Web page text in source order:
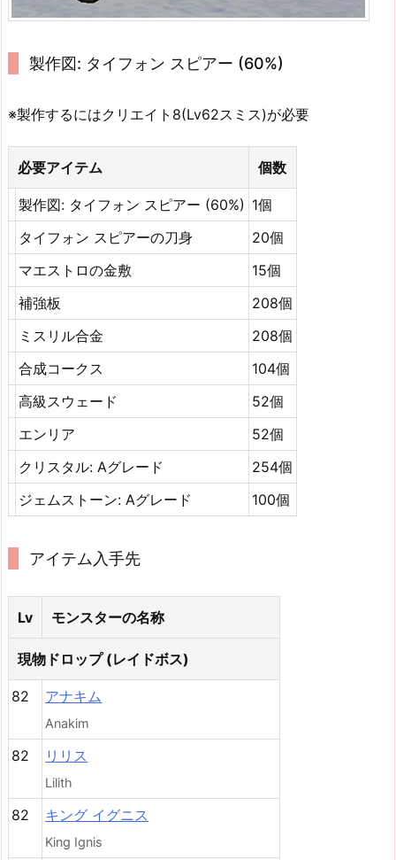
製作図: タイフォン スピアー (60%)
※製作するにはクリエイト8(Lv62スミス)が必要
必要アイテム 個数
製作図: タイフォン スピアー (60%) 1個
タイフォン スピアーの刀身
20個
マエストロの金敷
15個
補強板
208個
ミスリル合金
208個
合成コークス
104個
高級スウェード
52個
エンリア
52個
クリスタル: Aグレード
254個
ジェムストーン: Aグレード
100個
アイテム入手先
Lv モンスターの名称
現物ドロップ (レイドボス)
82 アナキム
Anakim
82 リリス
Lilith
82 キング イグニス
King Ignis